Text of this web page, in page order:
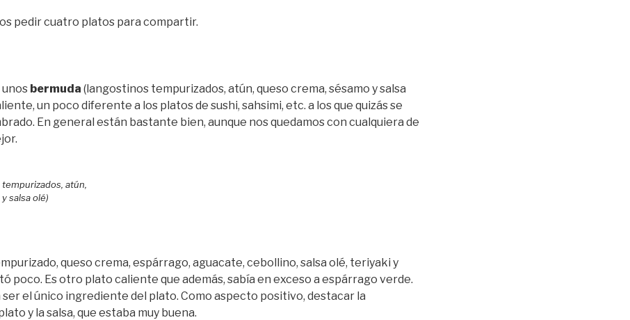
pedir cuatro platos para compartir.
bermuda (langostinos tempurizados, atún, queso crema, sésamo y salsa
un poco diferente a los platos de sushi, sahsimi, etc. a los que quizás se
En general están bastante bien, aunque nos quedamos con cualquiera de
atún,
salsa olé)
queso crema, espárrago, aguacate, cebollino, salsa olé, teriyaki y
poco. Es otro plato caliente que además, sabía en exceso a espárrago verde.
ser el único ingrediente del plato. Como aspecto positivo, destacar la
y la salsa, que estaba muy buena.